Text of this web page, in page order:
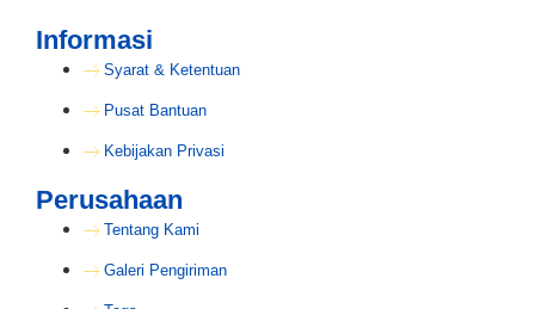
Informasi
Syarat & Ketentuan
Pusat Bantuan
Kebijakan Privasi
Perusahaan
Tentang Kami
Galeri Pengiriman